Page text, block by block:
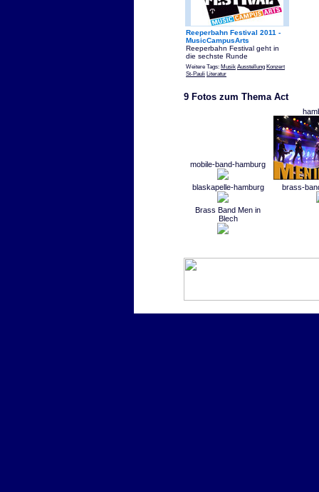
Reeperbahn Festival 2011 -
MusicCampusArts
Reeperbahn Festival geht in
die sechste Runde
Weitere Tags: Musik Ausstellung Konzert
St-Pauli Literatur
9 Fotos zum Thema Act
mobile-band-hamburg
blaskapelle-hamburg brass-
Brass Band Men in
Blech